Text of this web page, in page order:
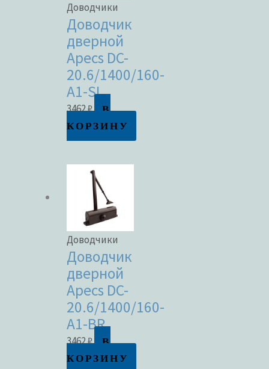
Доводчики
Доводчик
дверной
Apecs DC-
20.6/1400/160-
A1-SL
3462₽
В
КОРЗИНУ
Доводчики
Доводчик
дверной
Apecs DC-
20.6/1400/160-
A1-BR
3462₽
В
КОРЗИНУ